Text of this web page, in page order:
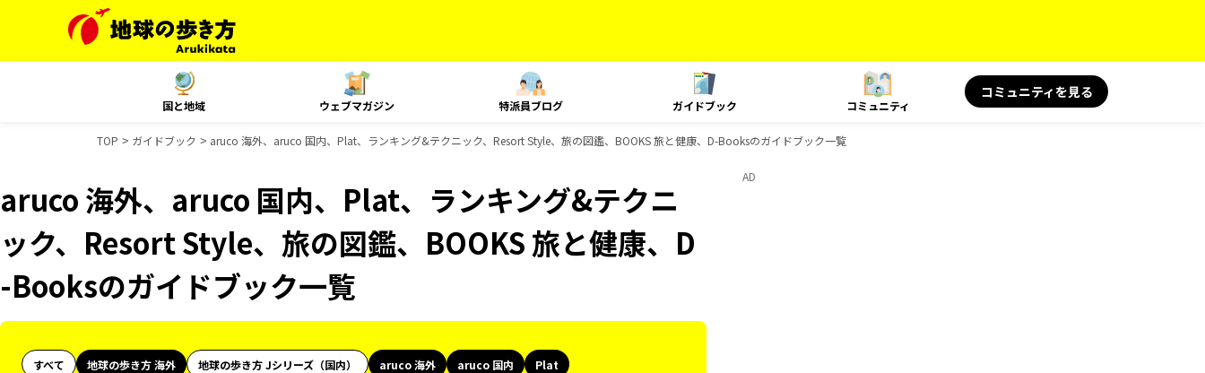
国と地域 ウェブマガジン 特派員ブログ ガイドブック コミュニティ
コミュニティを見る
TOP ガイドブック aruco 海外、aruco 国内、Plat、ランキング&テクニック、Resort Style、旅の図鑑、BOOKS 旅と健康、D-Booksのガイドブック一覧
aruco 海外、aruco 国内、Plat、ランキング&テクニ
ック、Resort Style、旅の図鑑、BOOKS 旅と健康、D
-Booksのガイドブック一覧
すべて 地球の歩き方 海外 地球の歩き方 Jシリーズ（国内） aruco 海外 aruco 国内
Plat
AD